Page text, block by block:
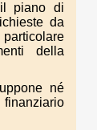
piano di
da
della
né